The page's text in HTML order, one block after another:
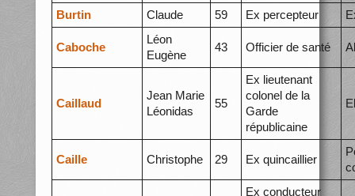
Burtin
Claude 59 Ex percepteur
Caboche
Léon
Eugène
43 Officier de santé
Caillaud
Jean Marie
Léonidas
55
Ex lieutenant
colonel de la
Garde
républicaine
Caille Christophe 29 Ex quincaillier
Ex conducteur